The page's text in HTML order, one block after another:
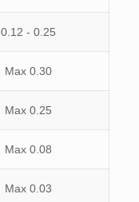
0.12 - 0.25
Max 0.30
Max 0.25
Max 0.08
Max 0.03